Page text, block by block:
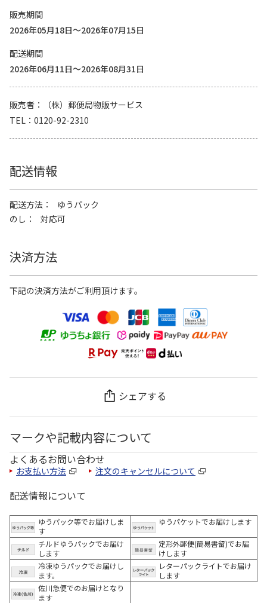
販売期間
2026年05月18日～2026年07月15日
配送期間
2026年06月11日～2026年08月31日
販売者
（株）郵便局物販サービス
TEL
0120-92-2310
配送情報
配送方法
ゆうパック
のし
対応可
決済方法
下記の決済方法がご利用頂けます。
シェアする
マークや記載内容について
よくあるお問い合わせ
お支払い方法 注文のキャンセルについて
配送情報について
ゆうパック等でお届けしま
す
ゆうパケットでお届けします
チルドゆうパックでお届け
します
定形外郵便(簡易書留)でお届
けします
冷凍ゆうパックでお届けし
ます。
レターパックライトでお届け
します
佐川急便でのお届けとなり
ます